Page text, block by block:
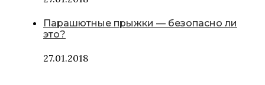
Парашютные прыжки — безопасно ли
это?
27.01.2018